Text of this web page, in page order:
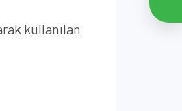
kullanılan